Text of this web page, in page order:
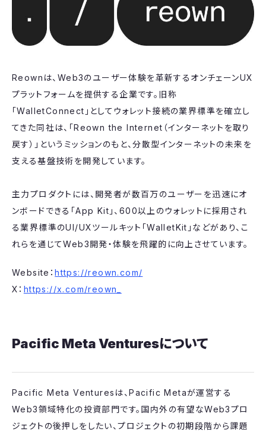
Reownは、Web3のユーザー体験を革新するオンチェーンUX
プラットフォームを提供する企業です。旧称
「WalletConnect」としてウォレット接続の業界標準を確立し
てきた同社は、「Reown the Internet（インターネットを取り
戻す）」というミッションのもと、分散型インターネットの未来を
支える基盤技術を開発しています。
主力プロダクトには、開発者が数百万のユーザーを迅速にオ
ンボードできる「App Kit」、600以上のウォレットに採用され
る業界標準のUI/UXツールキット「WalletKit」などがあり、こ
れらを通じてWeb3開発・体験を飛躍的に向上させています。
Website： https://reown.com/
X： https://x.com/reown_
Pacific Meta Venturesについて
Pacific Meta Venturesは、Pacific Metaが運営する
Web3領域特化の投資部門です。国内外の有望なWeb3プロ
ジェクトの後押しをしたい、プロジェクトの初期段階から課題